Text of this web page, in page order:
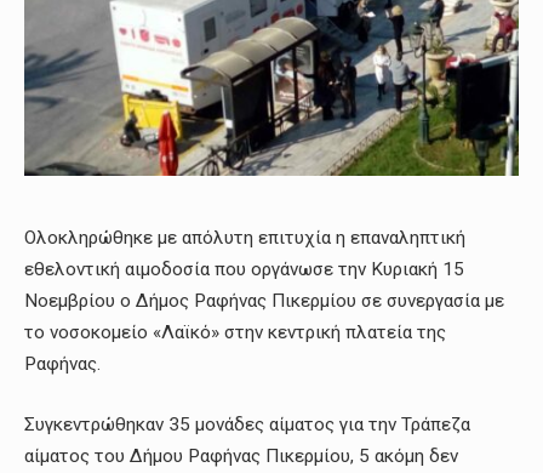
Ολοκληρώθηκε με απόλυτη επιτυχία η επαναληπτική
εθελοντική αιμοδοσία που οργάνωσε την Κυριακή 15
Νοεμβρίου ο Δήμος Ραφήνας Πικερμίου σε συνεργασία με
το νοσοκομείο «Λαϊκό» στην κεντρική πλατεία της
Ραφήνας.
Συγκεντρώθηκαν 35 μονάδες αίματος για την Τράπεζα
αίματος του Δήμου Ραφήνας Πικερμίου, 5 ακόμη δεν